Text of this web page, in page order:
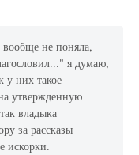
вообще не поняла,
я думаю,
у них такое -
утвержденную
владыка
за рассказы
искорки.